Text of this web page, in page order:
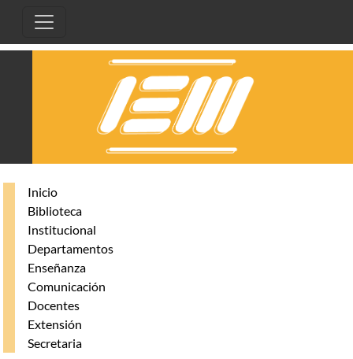
Inicio
Biblioteca
Institucional
Departamentos
Enseñanza
Comunicación
Docentes
Extensión
Secretaria